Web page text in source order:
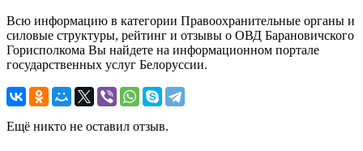
Всю информацию в категории Правоохранительные органы и
силовые структуры, рейтинг и отзывы о ОВД Барановичского
Горисполкома Вы найдете на информационном портале
государственных услуг Белоруссии.
Ещё никто не оставил отзыв.